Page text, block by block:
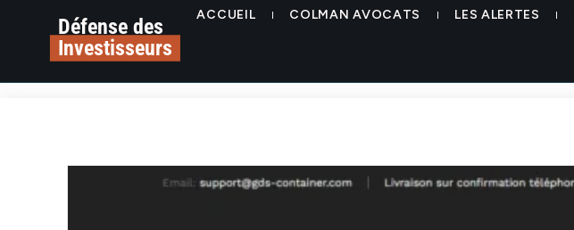
Défense des
Investisseurs
ACCUEIL COLMAN AVOCATS LES ALERTES